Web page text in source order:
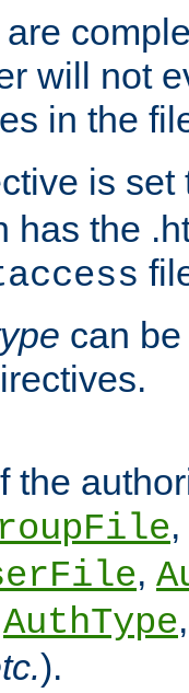
will not
in the
is
has the
can
the
,
,
AuthType
).